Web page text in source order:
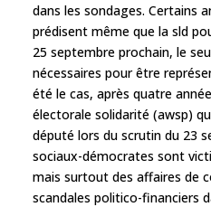
dans les sondages. Certains
prédisent même que la sld
25 septembre prochain, le
nécessaires pour être
été le cas, après quatre
électorale solidarité (awsp)
député lors du scrutin du 23
sociaux-démocrates sont
mais surtout des affaires de
scandales politico-financiers